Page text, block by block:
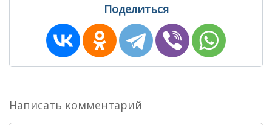
Поделиться
Написать комментарий